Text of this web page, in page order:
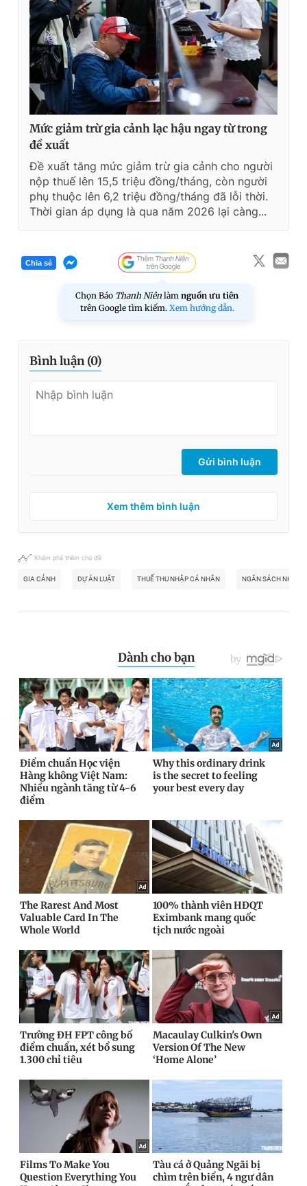
Mức giảm trừ gia cảnh lạc hậu ngay từ trong
đề xuất
Đề xuất tăng mức giảm trừ gia cảnh cho người
nộp thuế lên 15,5 triệu đồng/tháng, còn người
phụ thuộc lên 6,2 triệu đồng/tháng đã lỗi thời.
Thời gian áp dụng là qua năm 2026 lại càng...
Chia sẻ
Chọn Báo Thanh Niên làm nguồn ưu tiên
trên Google tìm kiếm. Xem hướng dẫn.
Bình luận (0)
Gửi bình luận
Xem thêm bình luận
Khám phá thêm chủ đề
GIA CẢNH DỰ ÁN LUẬT THUẾ THU NHẬP CÁ NHÂN NGÂN SÁCH NHÀ